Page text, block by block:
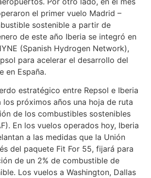
el primer vuelo Madrid –
sostenible a partir de
de este año Iberia se integró en
(Spanish Hydrogen Network),
para acelerar el desarrollo del
en España.
estratégico entre Repsol e Iberia
próximos años una hoja de ruta
de los combustibles sostenibles
En los vuelos operados hoy, Iberia
a las medidas que la Unión
del paquete Fit For 55, fijará para
de un 2% de combustible de
Los vuelos a Washington, Dallas